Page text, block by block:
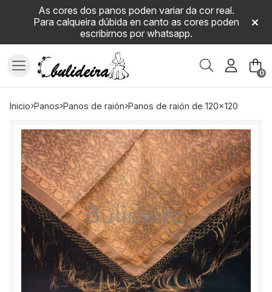
As cores dos panos poden variar da cor real.
Para calqueira dúbida en canto as cores poden
escribirnos por whatsapp.
Buscar 0
inicio panos panos de raión panos de raión de 120x120